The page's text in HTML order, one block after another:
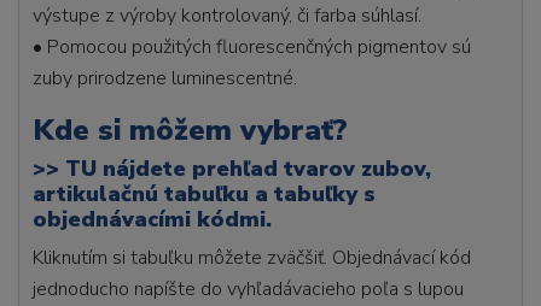
výstupe z výroby kontrolovaný, či farba súhlasí.
• Pomocou použitých fluorescenčných pigmentov sú
zuby prirodzene luminescentné.
Kde si môžem vybrať?
>> TU nájdete prehľad tvarov zubov,
artikulačnú tabuľku a tabuľky s
objednávacími kódmi.
Kliknutím si tabuľku môžete zväčšiť. Objednávací kód
jednoducho napíšte do vyhľadávacieho poľa s lupou